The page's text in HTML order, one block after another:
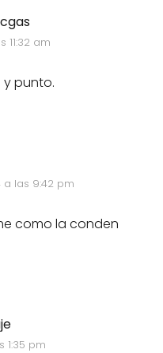
11:32 am
punto.
a las 9:42 pm
como la conden
1:35 pm